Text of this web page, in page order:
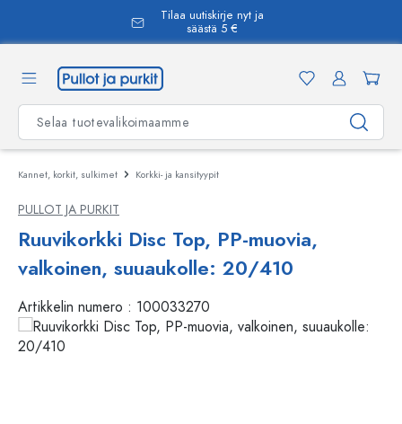
Tilaa uutiskirje nyt ja
säästä 5 €
Kannet, korkit, sulkimet Korkki- ja kansityypit
PULLOT JA PURKIT
Ruuvikorkki Disc Top, PP-muovia,
valkoinen, suuaukolle: 20/410
Artikkelin numero : 100033270